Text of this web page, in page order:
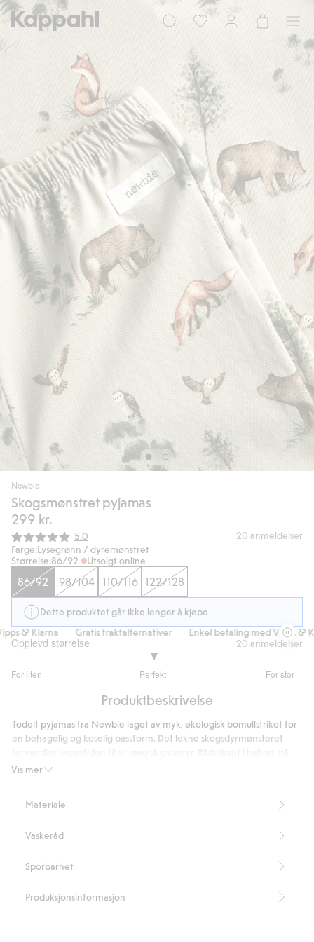
Newbie
Skogsmønstret pyjamas
299 kr.
Gjennomsnittskarakter:
5.0 20 anmeldelser
Farge:Lysegrønn / dyremønstret
Størrelse:86/92 Utsolgt online
86/92 98/104 110/116 122/128
Dette produktet går ikke lenger å kjøpe
& Klarna
Gratis fraktalternativer Enkel betaling med Vipps &
Opplevd størrelse
For liten Perfekt For stor
av
15
stemmer
20 anmeldelser
Produktbeskrivelse
Vis mer
Todelt pyjamas fra Newbie laget av myk, økologisk bomullstrikot for
en behagelig og koselig passform. Det lekne skogsdyrmønsteret
ermene og nederst på bena gjør den ekstra behagelig, og den
Artikkelnummer
Materiale
Vaskeråd
Sporbarhet
Produksjonsinformasjon